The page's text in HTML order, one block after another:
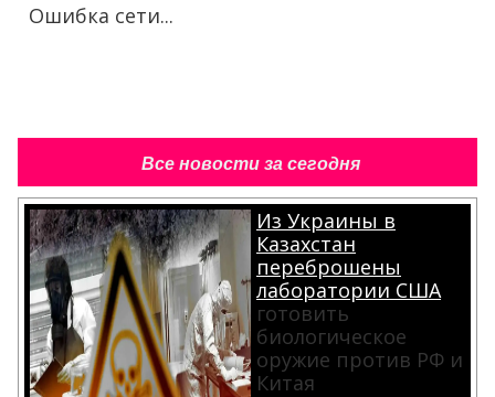
Ошибка сети...
Все новости за сегодня
Из Украины в
Казахстан
переброшены
лаборатории США
готовить
биологическое
оружие против РФ и
Китая